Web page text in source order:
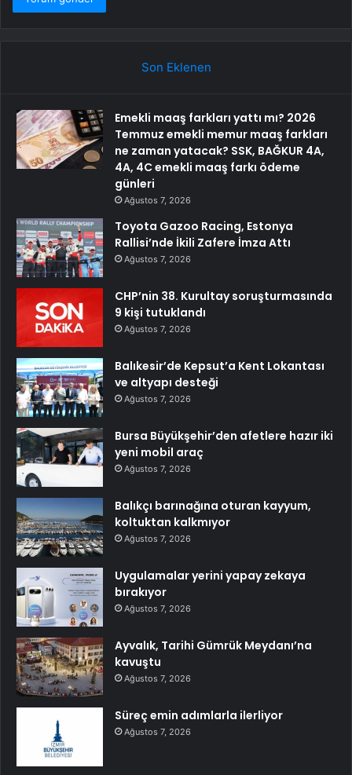
Son Eklenen
Emekli maaş farkları yattı mı? 2026
Temmuz emekli memur maaş farkları
ne zaman yatacak? SSK, BAĞKUR 4A,
4A, 4C emekli maaş farkı ödeme
günleri
Ağustos 7, 2026
Toyota Gazoo Racing, Estonya
Rallisi’nde İkili Zafere İmza Attı
Ağustos 7, 2026
CHP’nin 38. Kurultay soruşturmasında
9 kişi tutuklandı
Ağustos 7, 2026
Balıkesir’de Kepsut’a Kent Lokantası
ve altyapı desteği
Ağustos 7, 2026
Bursa Büyükşehir’den afetlere hazır iki
yeni mobil araç
Ağustos 7, 2026
Balıkçı barınağına oturan kayyum,
koltuktan kalkmıyor
Ağustos 7, 2026
Uygulamalar yerini yapay zekaya
bırakıyor
Ağustos 7, 2026
Ayvalık, Tarihi Gümrük Meydanı’na
kavuştu
Ağustos 7, 2026
Süreç emin adımlarla ilerliyor
Ağustos 7, 2026